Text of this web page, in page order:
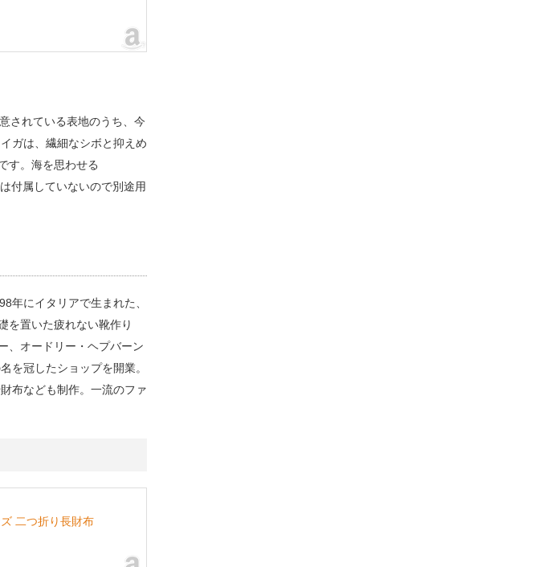
されている表地のうち、今
ガは、繊細なシボと抑えめ
す。海を思わせる
付属していないので別途用
年にイタリアで生まれた、
を置いた疲れない靴作り
、オードリー・ヘプバーン
を冠したショップを開業。
布なども制作。一流のファ
二つ折り長財布